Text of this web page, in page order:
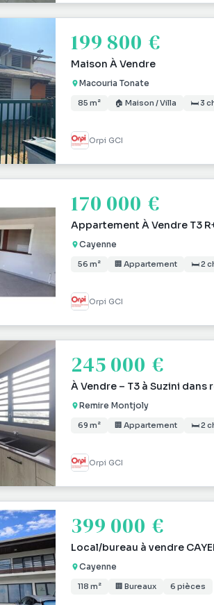
199 800 €
Maison À Vendre
Macouria Tonate
85 m² 🏠 Maison / Villa 🛏 3
Orpi GCI
170 000 €
Appartement À Vendre T3
Cayenne
56 m² 🏢 Appartement 🛏 2
Orpi GCI
245 000 €
À Vendre – T3 à Suzini
Remire Montjoly
69 m² 🏢 Appartement 🛏 2
Orpi GCI
399 000 €
Local/bureau à vendre
Cayenne
118 m² 🏢 Bureaux 6 pièces